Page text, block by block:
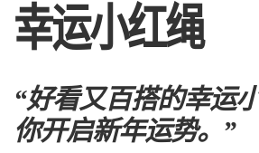
幸运小红绳
“好看又百搭的幸运
你开启新年运势。”